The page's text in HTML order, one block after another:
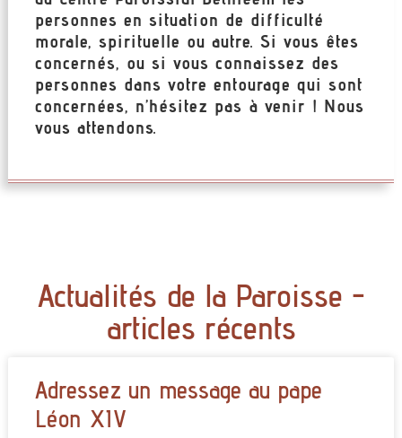
personnes en situation de difficulté
morale, spirituelle ou autre. Si vous êtes
concernés, ou si vous connaissez des
personnes dans votre entourage qui sont
concernées, n’hésitez pas à venir ! Nous
vous attendons.
Actualités de la Paroisse -
articles récents
Adressez un message au pape
Léon XIV